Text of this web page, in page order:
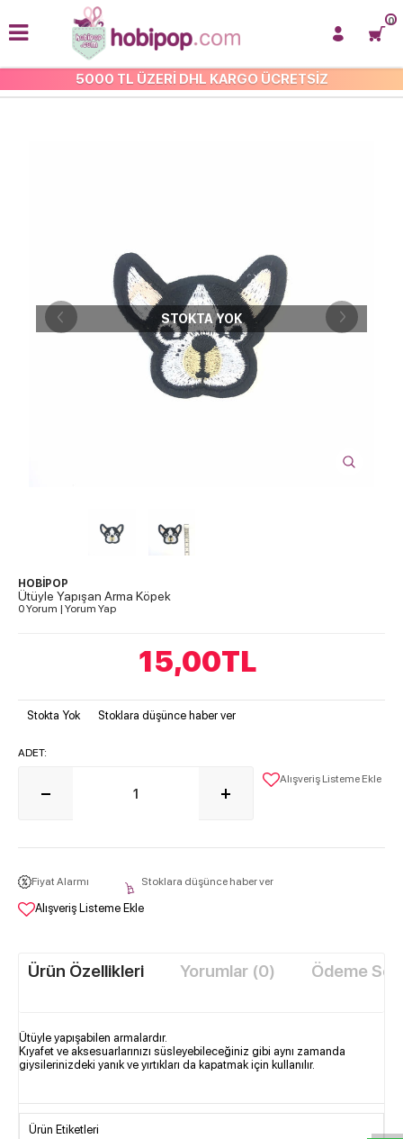
W
h
t
s
a
p
p
D
e
s
e
H
a
t
t
5000 TL ÜZERİ DHL KARGO ÜCRETSİZ
0
İŞLEMELİ ARMA VE APLİKE
STOKTA YOK
HOBİPOP
Ütüyle Yapışan Arma Köpek
0 Yorum | Yorum Yap
15,00TL
Stokta Yok Stoklara düşünce haber ver
ADET:
Alışveriş Listeme Ekle
Fiyat Alarmı Stoklara düşünce haber ver
Alışveriş Listeme Ekle
Ürün Özellikleri Yorumlar (0) Ödeme
Ütüyle yapışabilen armalardır.
Kıyafet ve aksesuarlarınızı süsleyebileceğiniz gibi aynı zamanda
giysilerinizdeki yanık ve yırtıkları da kapatmak için kullanılır.
Ürün Etiketleri